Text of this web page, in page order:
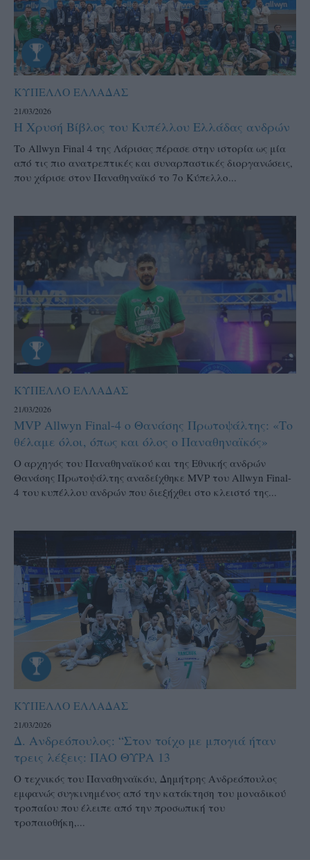
ΚΥΠΕΛΛΟ ΕΛΛΑΔΑΣ
21/03/2026
Η Χρυσή Βίβλος του Κυπέλλου Ελλάδας ανδρών
Το Allwyn Final 4 της Λάρισας πέρασε στην ιστορία ως μία
από τις πιο ανατρεπτικές και συναρπαστικές διοργανώσεις,
που χάρισε στον Παναθηναϊκό το 7ο Κύπελλο...
ΚΥΠΕΛΛΟ ΕΛΛΑΔΑΣ
21/03/2026
MVP Allwyn Final-4 ο Θανάσης Πρωτοψάλτης: «Το
θέλαμε όλοι, όπως και όλος ο Παναθηναϊκός»
Ο αρχηγός του Παναθηναϊκού και της Εθνικής ανδρών
Θανάσης Πρωτοψάλτης αναδείχθηκε MVP του Allwyn Final-
4 του κυπέλλου ανδρών που διεξήχθει στο κλειστό της...
ΚΥΠΕΛΛΟ ΕΛΛΑΔΑΣ
21/03/2026
Δ. Ανδρεόπουλος: “Στον τοίχο με μπογιά ήταν
τρεις λέξεις: ΠΑΟ ΘΥΡΑ 13
Ο τεχνικός του Παναθηναϊκόυ, Δημήτρης Ανδρεόπουλος
εμφανώς συγκινημένος από την κατάκτηση του μοναδικού
τροπαίου που έλειπε από την προσωπική του
τροπαιοθήκη,...